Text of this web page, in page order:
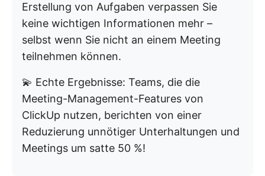
Erstellung von Aufgaben verpassen Sie
keine wichtigen Informationen mehr –
selbst wenn Sie nicht an einem Meeting
teilnehmen können.
💫 Echte Ergebnisse: Teams, die die
Meeting-Management-Features von
ClickUp nutzen, berichten von einer
Reduzierung unnötiger Unterhaltungen und
Meetings um satte 50 %!